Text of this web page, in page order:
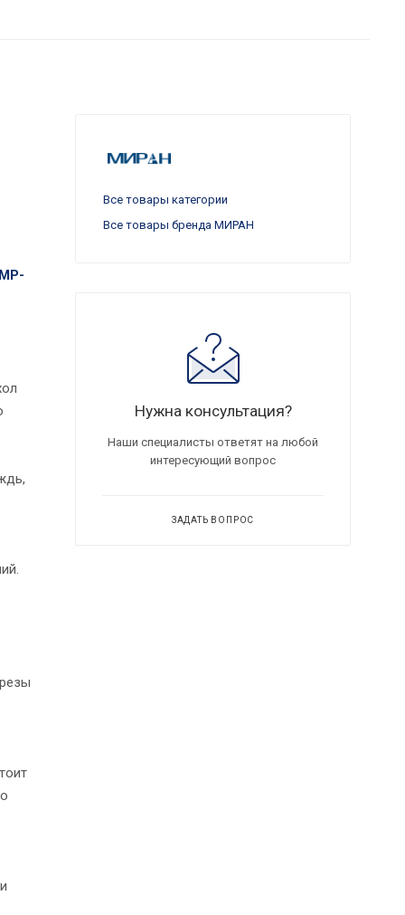
МР-
Все товары категории
Все товары бренда МИРАН
Нужна консультация?
Наши специалисты ответят на любой
интересующий вопрос
ЗАДАТЬ ВОПРОС